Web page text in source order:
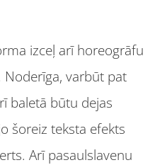
izceļ arī horeogrāfu
varbūt pat
baletā būtu dejas
šoreiz teksta efekts
Arī pasaulslavenu